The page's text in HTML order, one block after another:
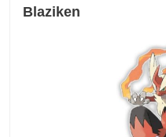
Blaziken